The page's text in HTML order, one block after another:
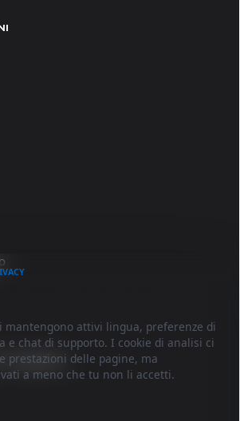
essenziali e analisi
mantengono attivi lingua, preferenze di
e chat di supporto. I cookie di analisi ci
prestazioni delle pagine, ma
a meno che tu non li accetti.